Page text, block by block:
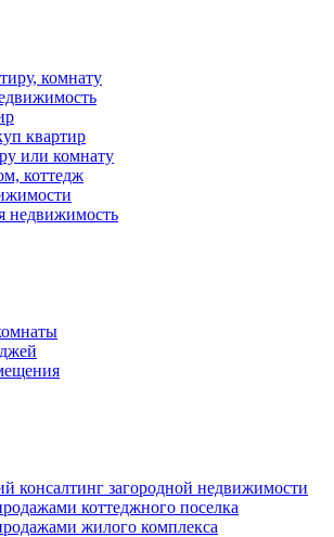
комнату
квартир
или комнату
коттедж
недвижимость
консалтинг загородной недвижимости
коттеджного поселка
жилого комплекса